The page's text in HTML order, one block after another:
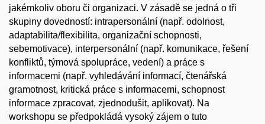
jakémkoliv oboru či organizaci. V zásadě se jedná o tři
skupiny dovedností: intrapersonální (např. odolnost,
adaptabilita/flexibilita, organizační schopnosti,
sebemotivace), interpersonální (např. komunikace, řešení
konfliktů, týmová spolupráce, vedení) a práce s
informacemi (např. vyhledávání informací, čtenářská
gramotnost, kritická práce s informacemi, schopnost
informace zpracovat, zjednodušit, aplikovat). Na
workshopu se předpokládá vysoký zájem o tuto